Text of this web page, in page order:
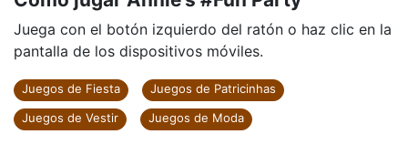
Juega con el botón izquierdo del ratón o haz clic en la
pantalla de los dispositivos móviles.
Juegos de Fiesta
Juegos de Patricinhas
Juegos de Vestir
Juegos de Moda